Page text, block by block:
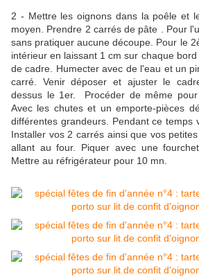
2 - Mettre les oignons dans la poêle et
moyen. Prendre 2 carrés de pâte . Pour
sans pratiquer aucune découpe. Pour le
intérieur en laissant 1 cm sur chaque
de cadre. Humecter avec de l'eau et un
carré. Venir déposer et ajuster le
dessus le 1er. Procéder de même
Avec les chutes et un emporte-pièces
différentes grandeurs. Pendant ce temps
Installer vos 2 carrés ainsi que vos
allant au four. Piquer avec une
Mettre au réfrigérateur pour 10 mn.